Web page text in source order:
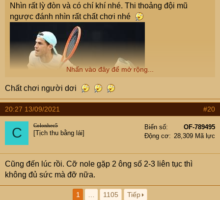
Nhìn rất lỳ đòn và có chí khí nhé. Thi thoảng đội mũ
ngược đánh nhìn rất chất chơi nhé
Nhấn vào đây để mở rộng...
Chất chơi người dơi
20:27 13/09/2021 #20
C Colonhec5
[Tịch thu bằng lái]
Biển số
OF-789495
Động cơ
28,309 Mã lực
Cũng đến lúc rồi. Cỡ nole gặp 2 ông số 2-3 liên tục thì
không đủ sức mà đỡ nữa.
1 1105 Tiếp